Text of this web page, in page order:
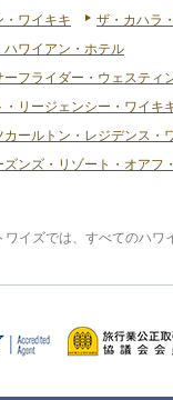
・ワイキキ
ザ・カハラ
ハワイアン・ホテル
ーフライダー・ウェスティ
・リージェンシー・ワイキ
カールトン・レジデンス・
ズンズ・リゾート・オアフ
イズでは、すべてのハ